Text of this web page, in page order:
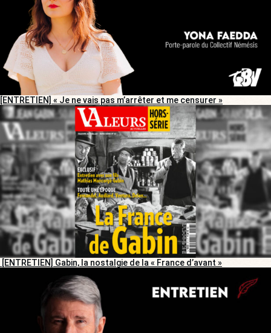
[ENTRETIEN] « Je ne vais pas m’arrêter et me censurer »
[ENTRETIEN] Gabin, la nostalgie de la « France d’avant »